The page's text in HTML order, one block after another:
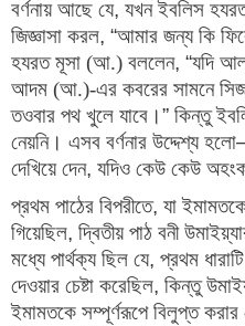
বর্ণনায় আছে যে, যখন ইবলিস
জিজ্ঞাসা করল, “আমার জন্য কি
হযরত মূসা (আ.) বললেন, “যদি
আদম (আ.)-এর কবরের সামনে
তওবার পথ খুলে যাবে।” কিন্তু
নেয়নি। এসব বর্ণনার উদ্দেশ্য হলো
দেখিয়ে দেন, যদিও কেউ কেউ
প্রথম পাঠের বিপরীতে, যা
গিয়েছিল, দ্বিতীয় পাঠ বনী
মধ্যে পার্থক্য ছিল যে, প্রথম
দেওয়ার চেষ্টা করেছিল, কিন্তু
ইমামতকে সম্পূর্ণরূপে বিলুপ্ত